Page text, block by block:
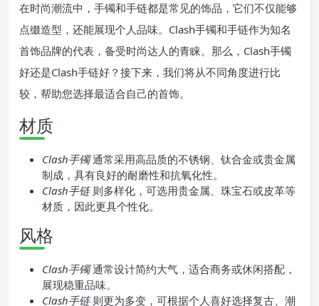
在时尚潮流中，手镯和手链都是常见的饰品，它们不仅能够
点缀造型，还能展现个人品味。Clash手镯和手链作为知名
首饰品牌的代表，备受时尚达人的青睐。那么，Clash手镯
好还是Clash手链好？接下来，我们将从不同角度进行比
较，帮助您选择最适合自己的首饰。
材质
Clash手镯通常采用高品质的不锈钢、钛合金或贵金属
制成，具有良好的耐磨性和抗氧化性。
Clash手链则多样化，可选用贵金属、珠宝石或皮革等
材质，因此更具个性化。
风格
Clash手镯通常设计简约大气，适合商务或休闲搭配，
展现稳重品味。
Clash手链则更为多变，可根据个人喜好选择复古、潮